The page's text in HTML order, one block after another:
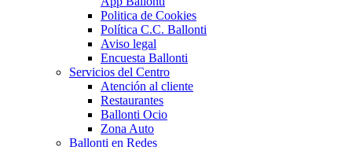
Politica de Cookies
Política C.C. Ballonti
Aviso legal
Encuesta Ballonti
Servicios del Centro
Atención al cliente
Restaurantes
Ballonti Ocio
Zona Auto
Ballonti en Redes